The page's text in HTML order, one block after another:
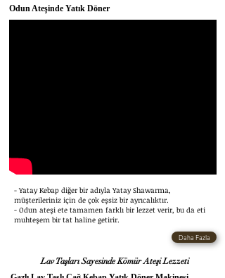
Odun Ateşinde Yatık Döner
- Yatay Kebap diğer bir adıyla Yatay Shawarma,
müşterileriniz için de çok eşsiz bir ayrıcalıktır.
- Odun ateşi ete tamamen farklı bir lezzet verir, bu da eti
muhteşem bir tat haline getirir.
Daha Fazla
Lav Taşları Sayesinde Kömür Ateşi Lezzeti